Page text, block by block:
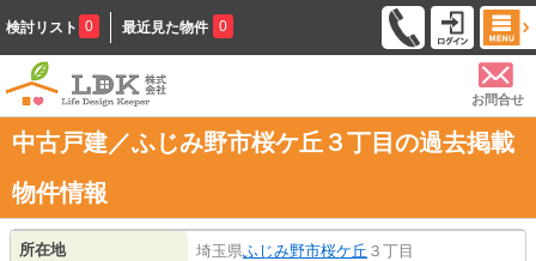
検討リスト 0 最近見た物件 0
お問合せ
中古戸建／ふじみ野市桜ケ丘３丁目の過去掲載
物件情報
所在地 埼玉県ふじみ野市桜ケ丘 ３丁目